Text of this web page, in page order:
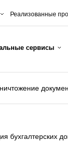
Реализованные
сервисы
бухгалтерских